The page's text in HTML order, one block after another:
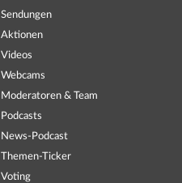
Sendungen
Aktionen
Videos
Webcams
Moderatoren & Team
Podcasts
News-Podcast
Themen-Ticker
Voting